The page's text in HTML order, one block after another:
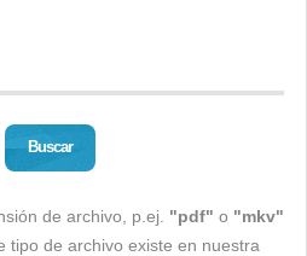
Buscar
de archivo, p.ej. "pdf" o "mkv"
tipo de archivo existe en nuestra